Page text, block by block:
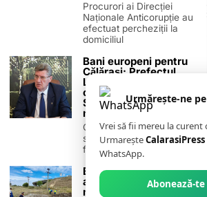
TERMENI ȘI CONDIȚII
POLITICA
PUBLICITATE ONLINE & TIPĂRITĂ
ZIARUL ANUNȚUL
Urmărește-ne
Vrei să fii mereu la curent
UrmareșteCalarasiPress
WhatsApp.
Abonează-
Procurori ai Direcției
Naționale Anticorupție au
efectuat percheziții la
domiciliul
Bani europeni pentru
Călărași: Prefectul
Laurențiu State anunță
colaborarea cu ADR
Sud-Muntenia pentru
noi finanțări
Călărașul se pregătește
să intre pe harta
finanțărilor europene, cu
Ecoaqua a remediat
avaria apărută la
magistrala principală